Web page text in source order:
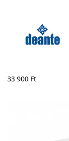
33 900 Ft